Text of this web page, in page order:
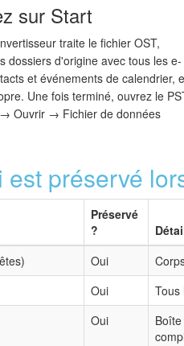
sur Start
traite le fichier OST,
dossiers d'origine avec tous les e-
et événements de calendrier,
Une fois terminé, ouvrez le
Ouvrir → Fichier de données
est préservé
Préservé
?
Oui
Oui
Tous
Oui